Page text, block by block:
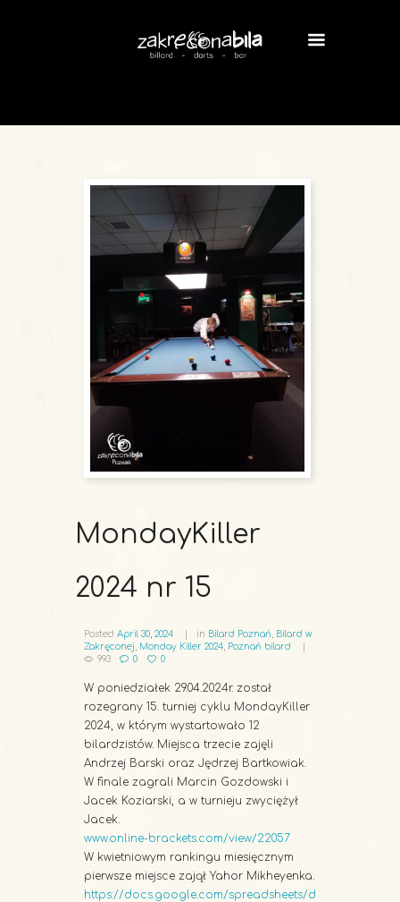
MondayKiller
2024 nr 15
Posted April 30, 2024 in Bilard Poznań
Bilard w
Zakręconej
Monday Killer 2024 Poznań bilard
993
0 0
W poniedziałek 29.04.2024r. został
rozegrany 15. turniej cyklu MondayKiller
2024, w którym wystartowało 12
bilardzistów. Miejsca trzecie zajęli
Andrzej Barski oraz Jędrzej Bartkowiak.
W finale zagrali Marcin Gozdowski i
Jacek Koziarski, a w turnieju zwyciężył
Jacek.
www.online-brackets.com/view/22057
W kwietniowym rankingu miesięcznym
pierwsze miejsce zajął Yahor Mikheyenka.
https://docs.google.com/spreadsheets/d